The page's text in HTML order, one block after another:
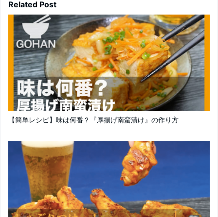
Related Post
【簡単レシピ】味は何番？『厚揚げ南蛮漬け』の作り方